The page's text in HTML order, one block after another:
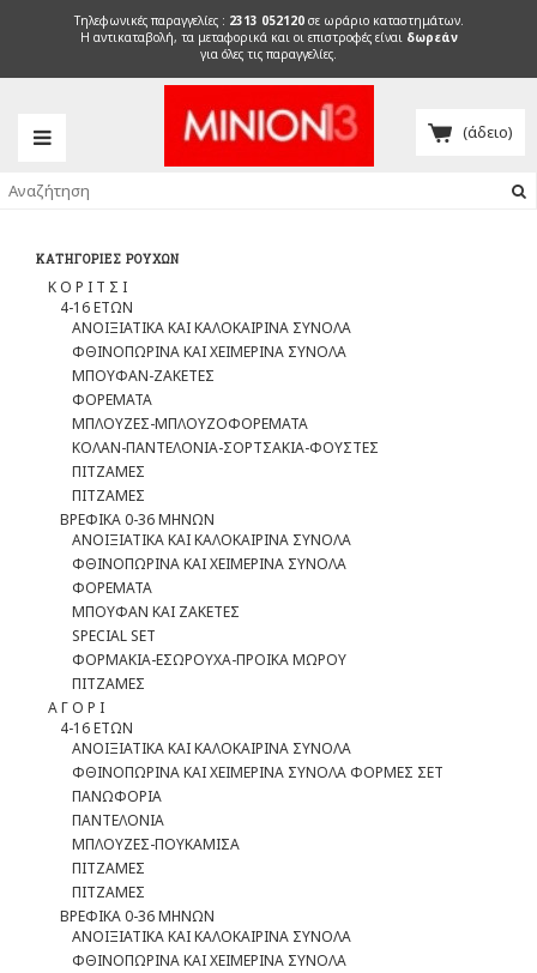
Τηλεφωνικές παραγγελίες : 2313 052120σε ωράριο καταστημάτων.
H αντικαταβολή, τα μεταφορικά και οι επιστροφές είναι δωρεάν
για όλες τις παραγγελίες.
(άδειο)
ΚΑΤΗΓΟΡΊΕΣ ΡΟΎΧΩΝ
Κ Ο Ρ Ι Τ Σ Ι
4-16 ΕΤΩΝ
ΑΝΟΙΞΙΑΤΙΚΑ ΚΑΙ ΚΑΛΟΚΑΙΡΙΝΑ ΣΥΝΟΛΑ
ΦΘΙΝΟΠΩΡΙΝΑ ΚΑΙ ΧΕΙΜΕΡΙΝΑ ΣΥΝΟΛΑ
ΜΠΟΥΦΑΝ-ΖΑΚΕΤΕΣ
ΦΟΡΕΜΑΤΑ
ΜΠΛΟΥΖΕΣ-ΜΠΛΟΥΖΟΦΟΡΕΜΑΤΑ
ΚΟΛΑΝ-ΠΑΝΤΕΛΟΝΙΑ-ΣΟΡΤΣΑΚΙΑ-ΦΟΥΣΤΕΣ
ΠΙΤΖΑΜΕΣ
ΠΙΤΖΑΜΕΣ
ΒΡΕΦΙΚΑ 0-36 ΜΗΝΩΝ
ΑΝΟΙΞΙΑΤΙΚΑ ΚΑΙ ΚΑΛΟΚΑΙΡΙΝΑ ΣΥΝΟΛΑ
ΦΘΙΝΟΠΩΡΙΝΑ ΚΑΙ ΧΕΙΜΕΡΙΝΑ ΣΥΝΟΛΑ
ΦΟΡΕΜΑΤΑ
ΜΠΟΥΦΑΝ ΚΑΙ ΖΑΚΕΤΕΣ
SPECIAL SET
ΦOΡΜΑΚΙΑ-ΕΣΩΡΟΥΧΑ-ΠΡΟΙΚΑ ΜΩΡΟΥ
ΠΙΤΖΑΜΕΣ
Α Γ Ο Ρ Ι
4-16 ΕΤΩΝ
ΑΝΟΙΞΙΑΤΙΚΑ ΚΑΙ ΚΑΛΟΚΑΙΡΙΝΑ ΣΥΝΟΛΑ
ΦΘΙΝΟΠΩΡΙΝΑ ΚΑΙ ΧΕΙΜΕΡΙΝΑ ΣΥΝΟΛΑ ΦΟΡΜΕΣ ΣΕΤ
ΠΑΝΩΦΟΡΙΑ
ΠΑΝΤΕΛΟΝΙΑ
ΜΠΛΟΥΖΕΣ-ΠΟΥΚΑΜΙΣΑ
ΠΙΤΖΑΜΕΣ
ΠΙΤΖΑΜΕΣ
ΒΡΕΦΙΚΑ 0-36 ΜΗΝΩΝ
ΑΝΟΙΞΙΑΤΙΚΑ ΚΑΙ ΚΑΛΟΚΑΙΡΙΝΑ ΣΥΝΟΛΑ
ΦΘΙΝΟΠΩΡΙΝΑ ΚΑΙ ΧΕΙΜΕΡΙΝΑ ΣΥΝΟΛΑ